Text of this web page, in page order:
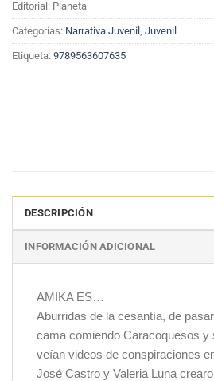
Editorial: Planeta
Categorías: Narrativa Juvenil Juvenil
Etiqueta: 9789563607635
DESCRIPCIÓN
INFORMACIÓN ADICIONAL
AMIKA ES…
Aburridas de la cesantía, de
cama comiendo Caracoquesos y
veían videos de conspiraciones
José Castro y Valeria Luna